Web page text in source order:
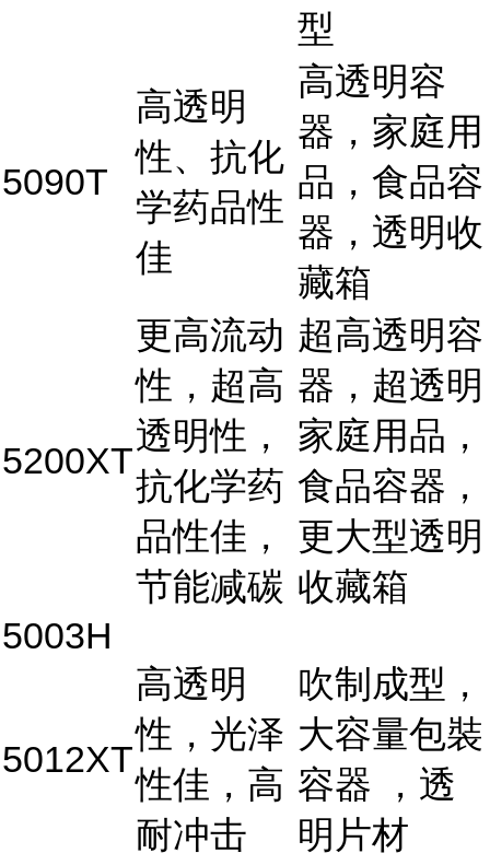
型
5090T
高透明
性、抗化
学药品性
佳
高透明容
器，家庭用
品，食品容
器，透明收
藏箱
5200XT
更高流动
性，超高
透明性，
抗化学药
品性佳，
节能减碳
超高透明容
器，超透明
家庭用品，
食品容器，
更大型透明
收藏箱
5003H
5012XT
高透明
性，光泽
性佳，高
耐冲击
吹制成型，
大容量包裝
容器 ，透
明片材